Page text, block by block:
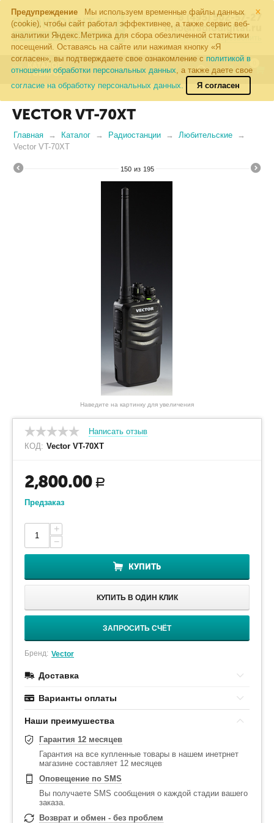
×
Предупреждение
Мы используем временные файлы данных
(cookie), чтобы сайт работал эффективнее, а также сервис веб-
аналитики Яндекс.Метрика для сбора обезличенной статистики
посещений. Оставаясь на сайте или нажимая кнопку «Я
согласен», вы подтверждаете свое ознакомление с политикой в
отношении обработки персональных данных, а также даете свое
согласие на обработку персональных данных.
Я согласен
8 (495) 502-57-27
info@radiodigital.ru
Контакты Перезвонить
КАТАЛОГ
ТОВАРОВ
VECTOR VT-70XT
Главная Каталог Радиостанции
Любительские
Vector VT-70XT
150 из 195
Наведите на картинку для увеличения
Написать отзыв
КОД: Vector VT-70XT
2,800.00 Р
Предзаказ
+
−
КУПИТЬ
КУПИТЬ В ОДИН КЛИК
ЗАПРОСИТЬ СЧЁТ
Бренд: Vector
Доставка
Варианты оплаты
Наши преимушества
Гарантия 12 месяцев
Гарантия на все купленные товары в нашем инетрнет
магазине составляет 12 месяцев
Оповещение по SMS
Вы получаете SMS сообщения о каждой стадии вашего
заказа.
Возврат и обмен - без проблем